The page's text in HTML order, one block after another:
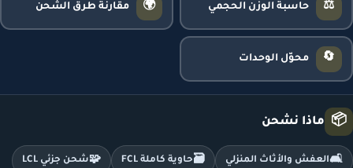
⚖️ حاسبة الوزن الحجمي 🌍 مقارنة طرق الشحن
🔄 محوّل الوحدات
📦 ماذا نشحن
🛋️العفش والأثاث المنزلي 🗃️حاوية كاملة FCL 🧩شحن جزئي LCL